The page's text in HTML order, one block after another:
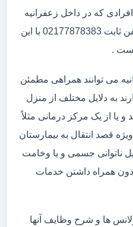
که در داخل زعفرانیه
ساکن هستند و قصد دارند با تلفن ثابت 02177878383 با این
.
می توانند همراهی مطمئن
به دلایل مختلف از منزل
و یا از یک مرکز درمانی مثلاً
قصد انتقال به بیمارستان
ناتوانی جسمی و یا وخامت
بدون همراه داشتن خدمات
ها و شرح وظایف آنها